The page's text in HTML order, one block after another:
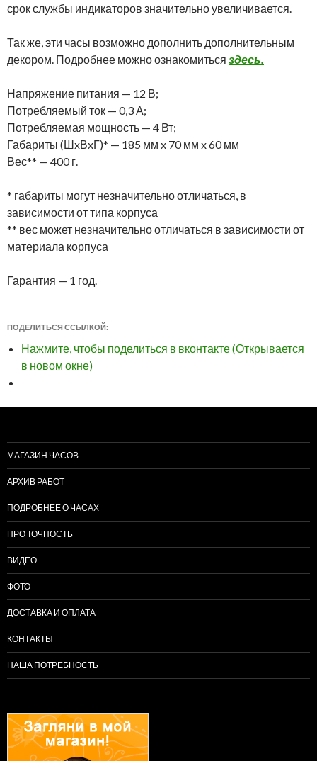
срок службы индикаторов значительно увеличивается.
Так же, эти часы возможно дополнить дополнительным
декором. Подробнее можно ознакомиться здесь.
Напряжение питания — 12 В;
Потребляемый ток — 0,3 А;
Потребляемая мощность — 4 Вт;
Габариты (ШxВxГ)* — 185 мм x 70 мм x 60 мм
Вес** — 400 г.
* габариты могут незначительно отличаться, в
зависимости от типа корпуса
** вес может незначительно отличаться в зависимости от
материала корпуса
Гарантия — 1 год.
ПОДЕЛИТЬСЯ ССЫЛКОЙ:
Нажмите, чтобы поделиться в вконтакте (Открывается
в новом окне)
МАГАЗИН ЧАСОВ
АРХИВ РАБОТ
ПОДРОБНЕЕ О ЧАСАХ
ПРО ТОЧНОСТЬ
ВИДЕО
ФОТО
ДОСТАВКА И ОПЛАТА
КОНТАКТЫ
НАША ПОТРЕБНОСТЬ